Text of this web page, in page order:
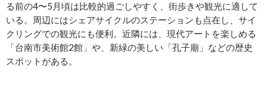
る前の4〜5月頃は比較的過ごしやすく、街歩きや観光に適して
いる。周辺にはシェアサイクルのステーションも点在し、サイ
クリングでの観光にも便利。近隣には、現代アートを楽しめる
「台南市美術館2館」や、新緑の美しい「孔子廟」などの歴史
スポットがある。